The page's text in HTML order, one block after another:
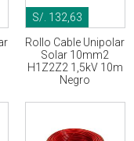
S/. 132,63
Rollo Cable Unipolar
Solar 10mm2
H1Z2Z2 1,5kV 10m
Negro